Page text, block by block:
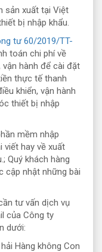
sản xuất tại Việt
bị nhập khẩu.
tư 60/2019/TT-
toán chi phí về
vận hành để cài đặt
thực tế thanh
khiển, vận hành
thiết bị nhập
mềm nhập
viết hay về xuất
Quý khách hàng
cập nhật những bài
tư vấn dịch vụ
của Công ty
dưới:
Hàng không Con